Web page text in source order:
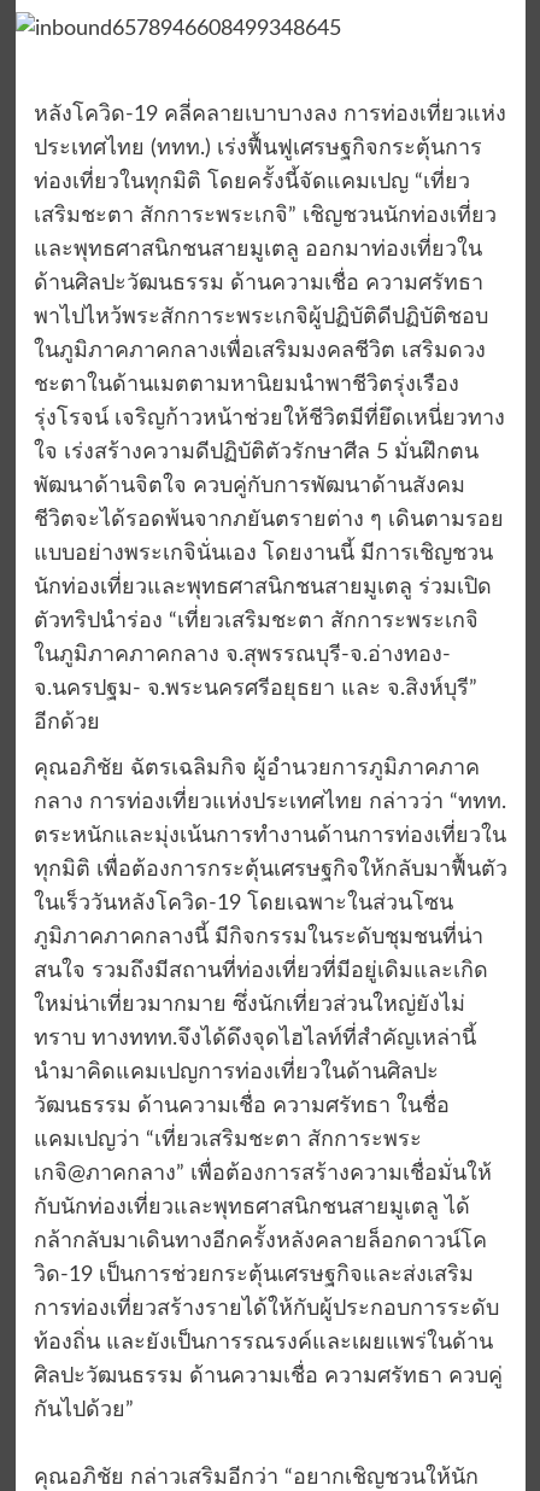
หลังโควิด-19 คลี่คลายเบาบางลง การท่องเที่ยวแห่ง
ประเทศไทย (ททท.) เร่งฟื้นฟูเศรษฐกิจกระตุ้นการ
ท่องเที่ยวในทุกมิติ โดยครั้งนี้จัดแคมเปญ “เที่ยว
เสริมชะตา สักการะพระเกจิ” เชิญชวนนักท่องเที่ยว
และพุทธศาสนิกชนสายมูเตลู ออกมาท่องเที่ยวใน
ด้านศิลปะวัฒนธรรม ด้านความเชื่อ ความศรัทธา
พาไปไหว้พระสักการะพระเกจิผู้ปฏิบัติดีปฏิบัติชอบ
ในภูมิภาคภาคกลางเพื่อเสริมมงคลชีวิต เสริมดวง
ชะตาในด้านเมตตามหานิยมนำพาชีวิตรุ่งเรือง
รุ่งโรจน์ เจริญก้าวหน้าช่วยให้ชีวิตมีที่ยึดเหนี่ยวทาง
ใจ เร่งสร้างความดีปฏิบัติตัวรักษาศีล 5 มั่นฝึกตน
พัฒนาด้านจิตใจ ควบคู่กับการพัฒนาด้านสังคม
ชีวิตจะได้รอดพ้นจากภยันตรายต่าง ๆ เดินตามรอย
แบบอย่างพระเกจินั่นเอง โดยงานนี้ มีการเชิญชวน
นักท่องเที่ยวและพุทธศาสนิกชนสายมูเตลู ร่วมเปิด
ตัวทริปนำร่อง “เที่ยวเสริมชะตา สักการะพระเกจิ
ในภูมิภาคภาคกลาง จ.สุพรรณบุรี-จ.อ่างทอง-
จ.นครปฐม- จ.พระนครศรีอยุธยา และ จ.สิงห์บุรี”
อีกด้วย
คุณอภิชัย ฉัตรเฉลิมกิจ ผู้อำนวยการภูมิภาคภาค
กลาง การท่องเที่ยวแห่งประเทศไทย กล่าวว่า “ททท.
ตระหนักและมุ่งเน้นการทำงานด้านการท่องเที่ยวใน
ทุกมิติ เพื่อต้องการกระตุ้นเศรษฐกิจให้กลับมาฟื้นตัว
ในเร็ววันหลังโควิด-19 โดยเฉพาะในส่วนโซน
ภูมิภาคภาคกลางนี้ มีกิจกรรมในระดับชุมชนที่น่า
สนใจ รวมถึงมีสถานที่ท่องเที่ยวที่มีอยู่เดิมและเกิด
ใหม่น่าเที่ยวมากมาย ซึ่งนักเที่ยวส่วนใหญ่ยังไม่
ทราบ ทางททท.จึงได้ดึงจุดไฮไลท์ที่สำคัญเหล่านี้
นำมาคิดแคมเปญการท่องเที่ยวในด้านศิลปะ
วัฒนธรรม ด้านความเชื่อ ความศรัทธา ในชื่อ
แคมเปญว่า “เที่ยวเสริมชะตา สักการะพระ
เกจิ@ภาคกลาง” เพื่อต้องการสร้างความเชื่อมั่นให้
กับนักท่องเที่ยวและพุทธศาสนิกชนสายมูเตลู ได้
กล้ากลับมาเดินทางอีกครั้งหลังคลายล็อกดาวน์โค
วิด-19 เป็นการช่วยกระตุ้นเศรษฐกิจและส่งเสริม
การท่องเที่ยวสร้างรายได้ให้กับผู้ประกอบการระดับ
ท้องถิ่น และยังเป็นการรณรงค์และเผยแพร่ในด้าน
ศิลปะวัฒนธรรม ด้านความเชื่อ ความศรัทธา ควบคู่
กันไปด้วย”
คุณอภิชัย กล่าวเสริมอีกว่า “อยากเชิญชวนให้นัก